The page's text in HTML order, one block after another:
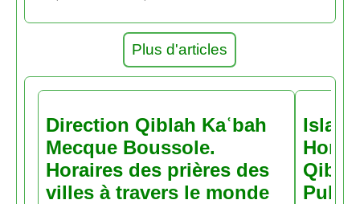
Plus d'articles
Direction Qiblah Kaʿbah
Mecque Boussole.
Horaires des prières des
villes à travers le monde
Pubs